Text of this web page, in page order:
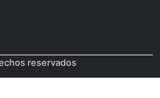
reservados